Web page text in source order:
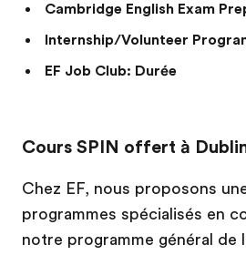
Cambridge English Exam
Internship/Volunteer
EF Job Club: Durée
Cours SPIN offert à
Chez EF, nous proposons
programmes spécialisés en
notre programme général de